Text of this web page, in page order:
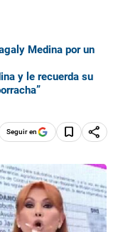
Medina por un
y le recuerda su
Seguir en